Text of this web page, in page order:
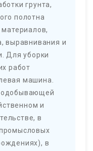
грунта,
полотна
выравнивания и
Для уборки
работ
машина.
и
в
в